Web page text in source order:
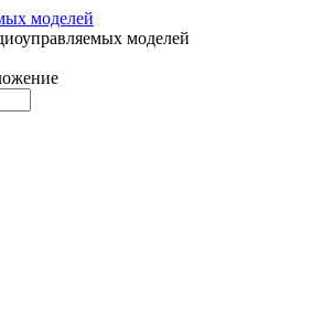
моделей